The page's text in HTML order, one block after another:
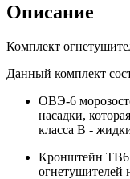
Описание
Комплект
Данный комплект
ОВЭ-6
насадки,
класса В -
Кронштейн ТВ6
огнетушителей